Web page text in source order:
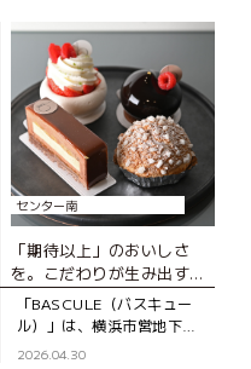
の地元で長く親しまれてい
センター南
「期待以上」のおいしさ
を。こだわりが生み出す、
とびきりのスイーツ
「BASCULE（バスキュー
ル）」は、横浜市営地下
鉄・センター南駅から徒歩3
2026.04.30